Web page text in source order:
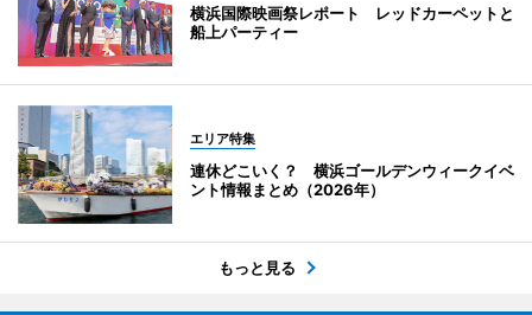
横浜国際映画祭レポート レッドカーペットと
船上パーティー
エリア特集
連休どこいく？ 横浜ゴールデンウィークイベ
ント情報まとめ（2026年）
もっと見る